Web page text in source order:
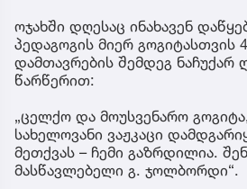
ოჯახში დღესაც ინახავენ
პედაგოგის მიერ გოგიტასთვის
დამთავრების შემდეგ ნაჩუქარ
წარწერით:
„ცელქო და მოუსვენარო
სახელოვანი ვაჟკაცი
მეთქვას – ჩემი გაზრდილია.
მასწავლებელი გ. ჯოლბორდი“.